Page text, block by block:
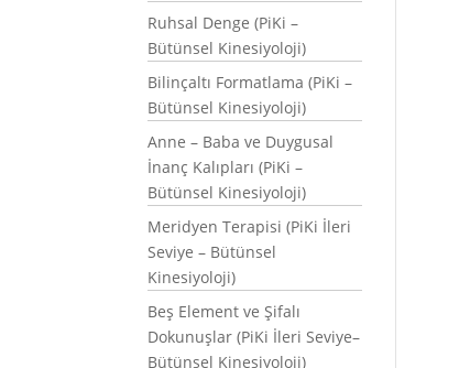
Ruhsal Denge (PiKi –
Bütünsel Kinesiyoloji)
Bilinçaltı Formatlama (PiKi –
Bütünsel Kinesiyoloji)
Anne – Baba ve Duygusal
İnanç Kalıpları (PiKi –
Bütünsel Kinesiyoloji)
Meridyen Terapisi (PiKi İleri
Seviye – Bütünsel
Kinesiyoloji)
Beş Element ve Şifalı
Dokunuşlar (PiKi İleri Seviye–
Bütünsel Kinesiyoloji)